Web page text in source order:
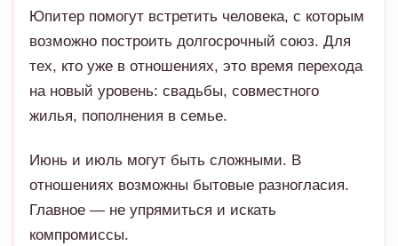
Юпитер помогут встретить человека, с которым
возможно построить долгосрочный союз. Для
тех, кто уже в отношениях, это время перехода
на новый уровень: свадьбы, совместного
жилья, пополнения в семье.
Июнь и июль могут быть сложными. В
отношениях возможны бытовые разногласия.
Главное — не упрямиться и искать
компромиссы.